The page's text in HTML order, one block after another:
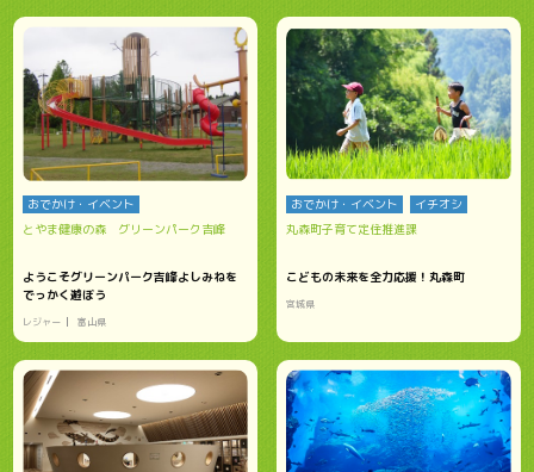
おでかけ・イベント
とやま健康の森 グリーンパーク吉峰
ようこそグリーンパーク吉峰よしみねを
でっかく遊ぼう
レジャー 富山県
おでかけ・イベント
イチオシ
丸森町子育て定住推進課
こどもの未来を全力応援！丸森町
宮城県